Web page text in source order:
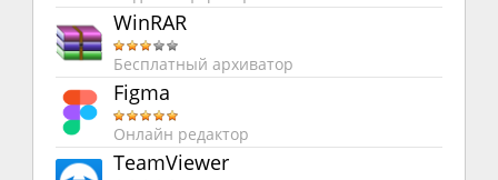
WinRAR
Бесплатный архиватор
Figma
Онлайн редактор
TeamViewer